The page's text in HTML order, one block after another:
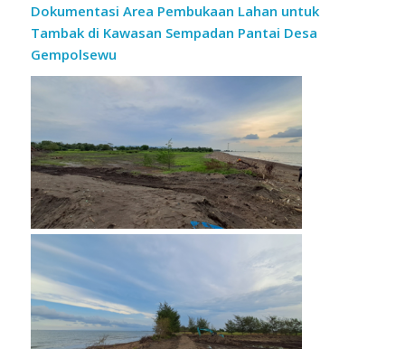
Dokumentasi Area Pembukaan Lahan untuk
Tambak di Kawasan Sempadan Pantai Desa
Gempolsewu